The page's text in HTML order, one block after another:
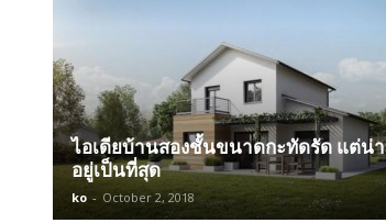
ไอเดียบ้านสองชั้นขนาดกะทัดรัด แต่น่า
อยู่เป็นที่สุด
ko - October 2, 2018